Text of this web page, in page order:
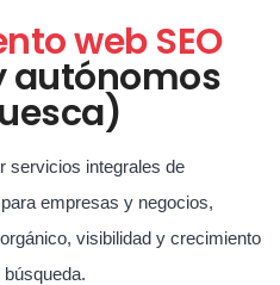
web SEO
autónomos
servicios integrales de
para empresas y negocios,
visibilidad y crecimiento